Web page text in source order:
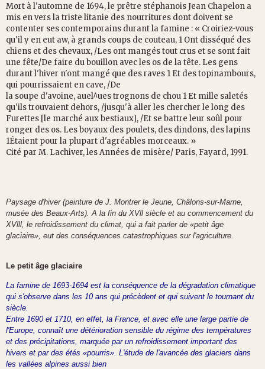
Mort à l'automne de 1694, le prêtre stéphanoisJean Chapelon a
mis en vers la triste litanie des nourritures dont doivent se
contenter ses contemporains durant la famine : « Croiriez-vous
qu'il y en eut aw, à grands coups de couteau, 1 Ont disséqué des
chiens et des chevaux, /Les ont mangés tout crus et se sont fait
une fête/De faire du bouillon avec les os de la tête. Les gens
durant l'hiver n'ont mangé que des raves 1 Et des topinambours,
qui pourrissaient en cave, /De
la soupe d'avoine, auel^ues trognons de chou 1 Et mille saletés
qu'ils trouvaient dehors, /jusqu'à aller les chercher le long des
Furettes [le marché aux bestiaux], /Et se battre leur soûl pour
ronger des os. Les boyaux des poulets, des dindons, des lapins
1Étaient pour la plupart d'agréables morceaux. »
Cité par M. Lachiver, les Années de misère/ Paris, Fayard, 1991.
Paysage d'hiver (peinture de J. Montrer le Jeune, Châlons-sur-Marne,
musée des Beaux-Arts). A la fin du XVll siècle et au commencement du
XVlll, le refroidissement du climat, qui a fait parler de «petit âge
glaciaire», eut des conséquences catastrophiques sur l'agriculture.
Le petit âge glaciaire
La famine de 1693-1694 est la conséquence de la dégradation climatique
qui s'observe dans les 10 ans qui précèdent et qui suivent le tournant du
siècle.
Entre 1690 et 1710, en effet, la France, et avec elle une large partie de
l'Europe, connaît une détérioration sensible du régime des températures
et des précipitations, marquée par un refroidissement important des
hivers et par des étés «pourris». L'étude de l'avancée des glaciers dans
les vallées alpines aussi bien